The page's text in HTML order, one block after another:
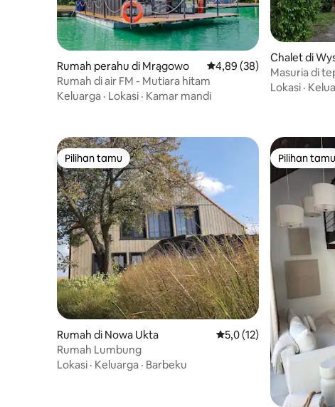
Rumah perahu di Mrągowo Nilai rata-rata 4,89 dari 5,
4,89 (38)
Rumah di air FM - Mutiara hitam
Keluarga · Lokasi · Kamar mandi
Chalet di
Masuria di
Lokasi ·
Pilihan tamu
Pilihan tamu
Rumah di Nowa Ukta Nilai rata-rata 5,0 dari 5,
5,0 (12)
Rumah Lumbung
Lokasi · Keluarga · Barbeku
Pilihan tamu
Pilihan tamu